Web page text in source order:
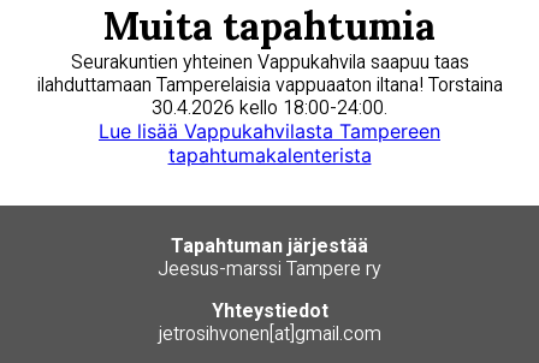
Muita tapahtumia
Seurakuntien yhteinen Vappukahvila saapuu taas
ilahduttamaan Tamperelaisia vappuaaton iltana! Torstaina
30.4.2026 kello 18:00-24:00.
Lue lisää Vappukahvilasta Tampereen
tapahtumakalenterista
Tapahtuman järjestää
Jeesus-marssi Tampere ry
Yhteystiedot
jetrosihvonen[at]gmail.com